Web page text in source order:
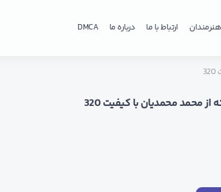
هنرمندان ارتباط با ما درباره ما DMCA
محمد محمدیان با کیفیت 320